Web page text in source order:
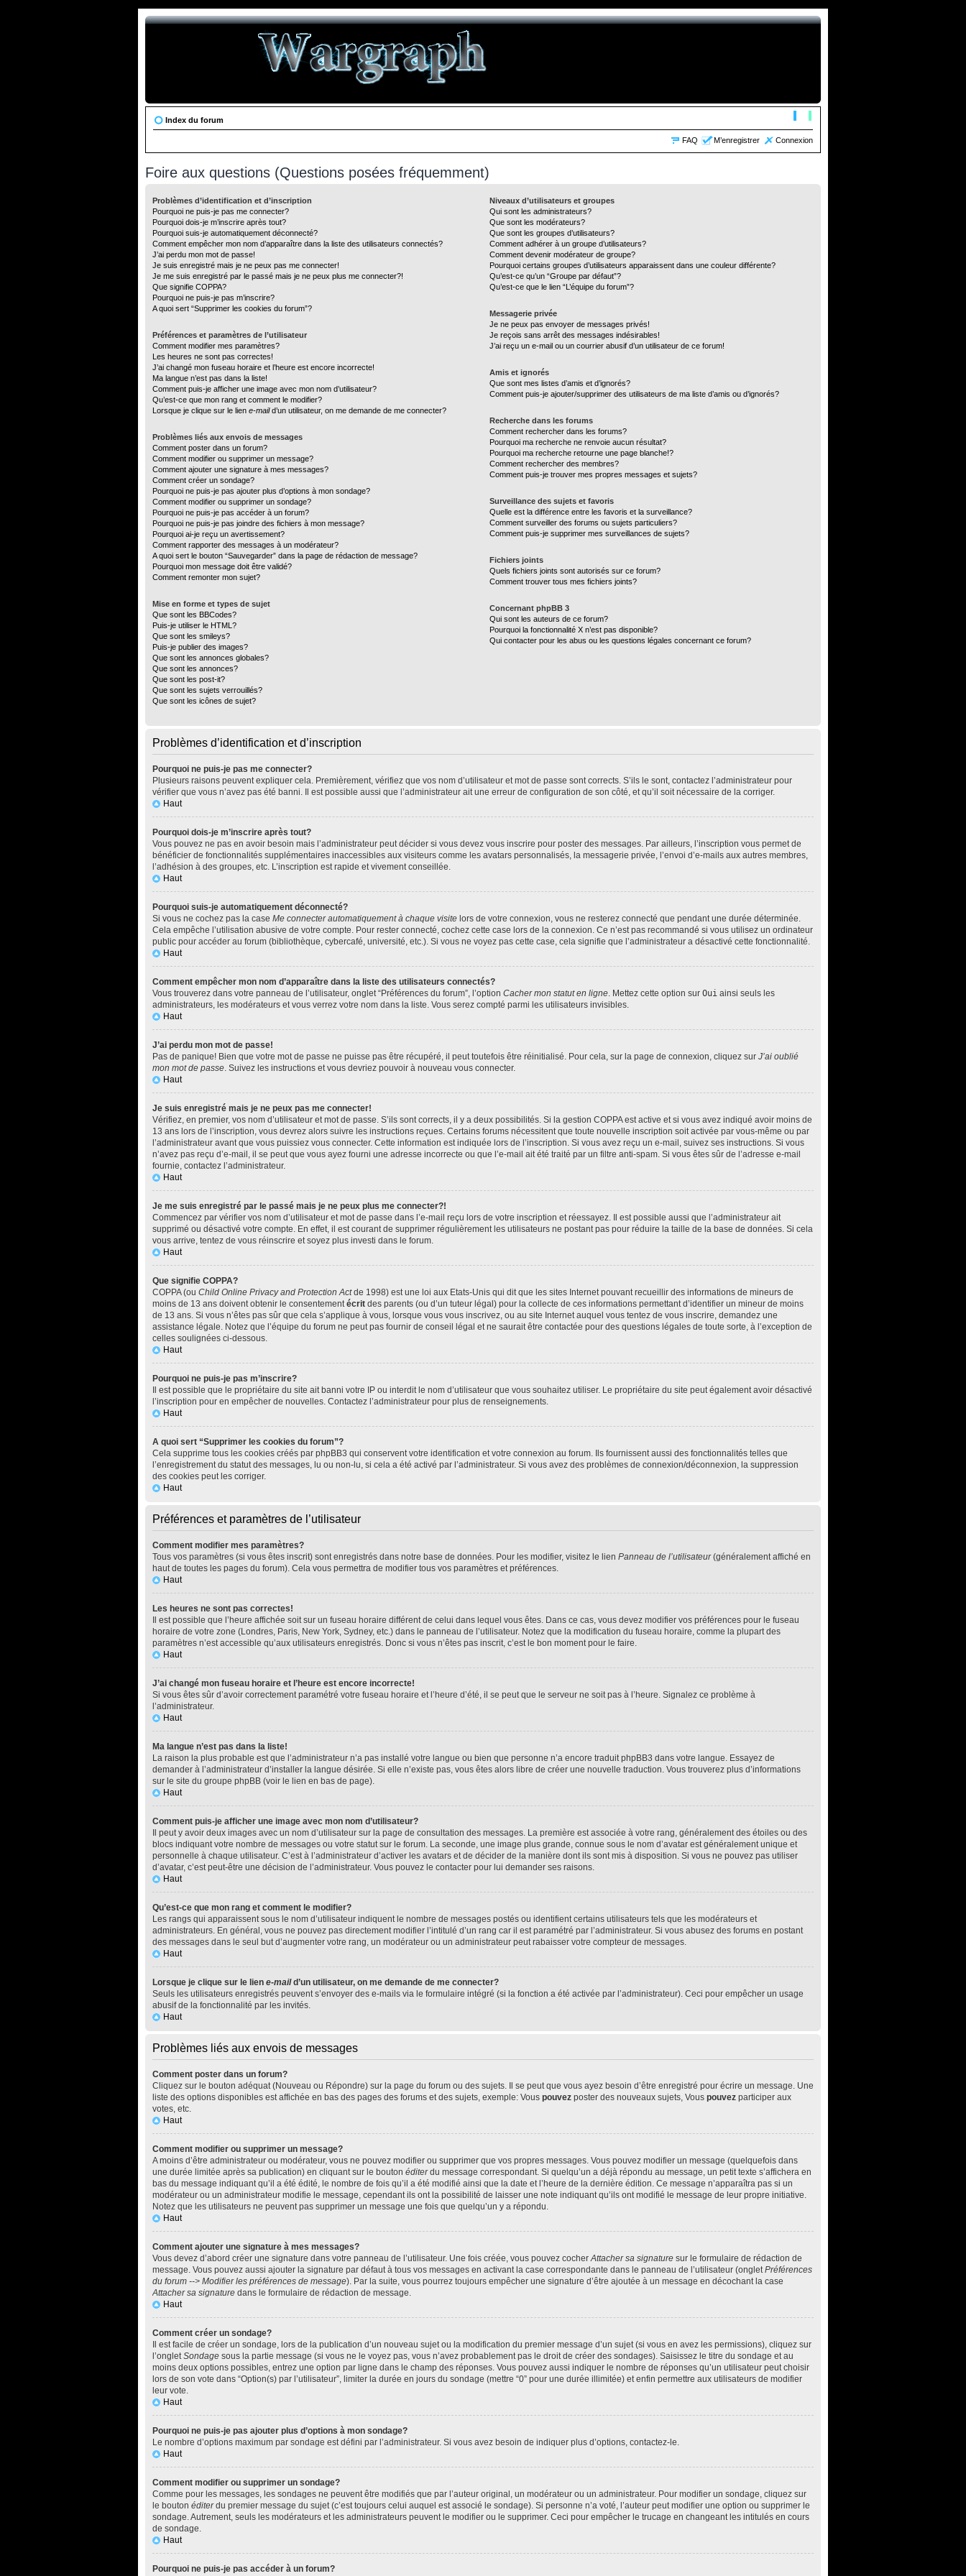
Index du forum
FAQ M’enregistrer Connexion
Foire aux questions (Questions posées fréquemment)
Problèmes d’identification et d’inscription
Pourquoi ne puis-je pas me connecter?
Pourquoi dois-je m’inscrire après tout?
Pourquoi suis-je automatiquement déconnecté?
Comment empêcher mon nom d’apparaître dans la liste des utilisateurs connectés?
J’ai perdu mon mot de passe!
Je suis enregistré mais je ne peux pas me connecter!
Je me suis enregistré par le passé mais je ne peux plus me connecter?!
Que signifie COPPA?
Pourquoi ne puis-je pas m’inscrire?
A quoi sert “Supprimer les cookies du forum”?
Préférences et paramètres de l’utilisateur
Comment modifier mes paramètres?
Les heures ne sont pas correctes!
J’ai changé mon fuseau horaire et l’heure est encore incorrecte!
Ma langue n’est pas dans la liste!
Comment puis-je afficher une image avec mon nom d’utilisateur?
Qu’est-ce que mon rang et comment le modifier?
Lorsque je clique sur le lien e-maild’un utilisateur, on me demande de me connecter?
Problèmes liés aux envois de messages
Comment poster dans un forum?
Comment modifier ou supprimer un message?
Comment ajouter une signature à mes messages?
Comment créer un sondage?
Pourquoi ne puis-je pas ajouter plus d’options à mon sondage?
Comment modifier ou supprimer un sondage?
Pourquoi ne puis-je pas accéder à un forum?
Pourquoi ne puis-je pas joindre des fichiers à mon message?
Pourquoi ai-je reçu un avertissement?
Comment rapporter des messages à un modérateur?
A quoi sert le bouton “Sauvegarder” dans la page de rédaction de message?
Pourquoi mon message doit être validé?
Comment remonter mon sujet?
Mise en forme et types de sujet
Que sont les BBCodes?
Puis-je utiliser le HTML?
Que sont les smileys?
Puis-je publier des images?
Que sont les annonces globales?
Que sont les annonces?
Que sont les post-it?
Que sont les sujets verrouillés?
Que sont les icônes de sujet?
Niveaux d’utilisateurs et groupes
Qui sont les administrateurs?
Que sont les modérateurs?
Que sont les groupes d’utilisateurs?
Comment adhérer à un groupe d’utilisateurs?
Comment devenir modérateur de groupe?
Pourquoi certains groupes d’utilisateurs apparaissent dans une couleur différente?
Qu’est-ce qu’un “Groupe par défaut”?
Qu’est-ce que le lien “L’équipe du forum”?
Messagerie privée
Je ne peux pas envoyer de messages privés!
Je reçois sans arrêt des messages indésirables!
J’ai reçu un e-mail ou un courrier abusif d’un utilisateur de ce forum!
Amis et ignorés
Que sont mes listes d’amis et d’ignorés?
Comment puis-je ajouter/supprimer des utilisateurs de ma liste d’amis ou d’ignorés?
Recherche dans les forums
Comment rechercher dans les forums?
Pourquoi ma recherche ne renvoie aucun résultat?
Pourquoi ma recherche retourne une page blanche!?
Comment rechercher des membres?
Comment puis-je trouver mes propres messages et sujets?
Surveillance des sujets et favoris
Quelle est la différence entre les favoris et la surveillance?
Comment surveiller des forums ou sujets particuliers?
Comment puis-je supprimer mes surveillances de sujets?
Fichiers joints
Quels fichiers joints sont autorisés sur ce forum?
Comment trouver tous mes fichiers joints?
Concernant phpBB 3
Qui sont les auteurs de ce forum?
Pourquoi la fonctionnalité X n’est pas disponible?
Qui contacter pour les abus ou les questions légales concernant ce forum?
Problèmes d’identification et d’inscription
Pourquoi ne puis-je pas me connecter?
Plusieurs raisons peuvent expliquer cela. Premièrement, vérifiez que vos nom d’utilisateur et mot de passe sont corrects. S’ils le sont, contactez l’administrateur pour
vérifier que vous n’avez pas été banni. Il est possible aussi que l’administrateur ait une erreur de configuration de son côté, et qu’il soit nécessaire de la corriger.
Haut
Pourquoi dois-je m’inscrire après tout?
Vous pouvez ne pas en avoir besoin mais l’administrateur peut décider si vous devez vous inscrire pour poster des messages. Par ailleurs, l’inscription vous permet de
bénéficier de fonctionnalités supplémentaires inaccessibles aux visiteurs comme les avatars personnalisés, la messagerie privée, l’envoi d’e-mails aux autres membres,
l’adhésion à des groupes, etc. L’inscription est rapide et vivement conseillée.
Haut
Pourquoi suis-je automatiquement déconnecté?
Si vous ne cochez pas la case Me connecter automatiquement à chaque visite lors de votre connexion, vous ne resterez connecté que pendant une durée déterminée.
Cela empêche l’utilisation abusive de votre compte. Pour rester connecté, cochez cette case lors de la connexion. Ce n’est pas recommandé si vous utilisez un ordinateur
public pour accéder au forum (bibliothèque, cybercafé, université, etc.). Si vous ne voyez pas cette case, cela signifie que l’administrateur a désactivé cette fonctionnalité.
Haut
Comment empêcher mon nom d’apparaître dans la liste des utilisateurs connectés?
Vous trouverez dans votre panneau de l’utilisateur, onglet “Préférences du forum”, l’option Cacher mon statut en ligne. Mettez cette option sur Oui ainsi seuls les
administrateurs, les modérateurs et vous verrez votre nom dans la liste. Vous serez compté parmi les utilisateurs invisibles.
Haut
J’ai perdu mon mot de passe!
Pas de panique! Bien que votre mot de passe ne puisse pas être récupéré, il peut toutefois être réinitialisé. Pour cela, sur la page de connexion, cliquez sur J’ai oublié
mon mot de passe. Suivez les instructions et vous devriez pouvoir à nouveau vous connecter.
Haut
Je suis enregistré mais je ne peux pas me connecter!
Vérifiez, en premier, vos nom d’utilisateur et mot de passe. S’ils sont corrects, il y a deux possibilités. Si la gestion COPPA est active et si vous avez indiqué avoir moins de
13 ans lors de l’inscription, vous devrez alors suivre les instructions reçues. Certains forums nécessitent que toute nouvelle inscription soit activée par vous-même ou par
l’administrateur avant que vous puissiez vous connecter. Cette information est indiquée lors de l’inscription. Si vous avez reçu un e-mail, suivez ses instructions. Si vous
n’avez pas reçu d’e-mail, il se peut que vous ayez fourni une adresse incorrecte ou que l’e-mail ait été traité par un filtre anti-spam. Si vous êtes sûr de l’adresse e-mail
fournie, contactez l’administrateur.
Haut
Je me suis enregistré par le passé mais je ne peux plus me connecter?!
Commencez par vérifier vos nom d’utilisateur et mot de passe dans l’e-mail reçu lors de votre inscription et réessayez. Il est possible aussi que l’administrateur ait
supprimé ou désactivé votre compte. En effet, il est courant de supprimer régulièrement les utilisateurs ne postant pas pour réduire la taille de la base de données. Si cela
vous arrive, tentez de vous réinscrire et soyez plus investi dans le forum.
Haut
Que signifie COPPA?
COPPA (ou Child Online Privacy and Protection Actde 1998) est une loi aux Etats-Unis qui dit que les sites Internet pouvant recueillir des informations de mineurs de
moins de 13 ans doivent obtenir le consentementécrit des parents (ou d’un tuteur légal) pour la collecte de ces informations permettant d’identifier un mineur de moins
de 13 ans. Si vous n’êtes pas sûr que cela s’applique à vous, lorsque vous vous inscrivez, ou au site Internet auquel vous tentez de vous inscrire, demandez une
assistance légale. Notez que l’équipe du forum ne peut pas fournir de conseil légal et ne saurait être contactée pour des questions légales de toute sorte, à l’exception de
celles soulignées ci-dessous.
Haut
Pourquoi ne puis-je pas m’inscrire?
Il est possible que le propriétaire du site ait banni votre IP ou interdit le nom d’utilisateur que vous souhaitez utiliser. Le propriétaire du site peut également avoir désactivé
l’inscription pour en empêcher de nouvelles. Contactez l’administrateur pour plus de renseignements.
Haut
A quoi sert “Supprimer les cookies du forum”?
Cela supprime tous les cookies créés par phpBB3 qui conservent votre identification et votre connexion au forum. Ils fournissent aussi des fonctionnalités telles que
l’enregistrement du statut des messages, lu ou non-lu, si cela a été activé par l’administrateur. Si vous avez des problèmes de connexion/déconnexion, la suppression
des cookies peut les corriger.
Haut
Préférences et paramètres de l’utilisateur
Comment modifier mes paramètres?
Tous vos paramètres (si vous êtes inscrit) sont enregistrés dans notre base de données. Pour les modifier, visitez le lien Panneau de l’utilisateur(généralement affiché en
haut de toutes les pages du forum). Cela vous permettra de modifier tous vos paramètres et préférences.
Haut
Les heures ne sont pas correctes!
Il est possible que l’heure affichée soit sur un fuseau horaire différent de celui dans lequel vous êtes. Dans ce cas, vous devez modifier vos préférences pour le fuseau
horaire de votre zone (Londres, Paris, New York, Sydney, etc.) dans le panneau de l’utilisateur. Notez que la modification du fuseau horaire, comme la plupart des
paramètres n’est accessible qu’aux utilisateurs enregistrés. Donc si vous n’êtes pas inscrit, c’est le bon moment pour le faire.
Haut
J’ai changé mon fuseau horaire et l’heure est encore incorrecte!
Si vous êtes sûr d’avoir correctement paramétré votre fuseau horaire et l’heure d’été, il se peut que le serveur ne soit pas à l’heure. Signalez ce problème à
l’administrateur.
Haut
Ma langue n’est pas dans la liste!
La raison la plus probable est que l’administrateur n’a pas installé votre langue ou bien que personne n’a encore traduit phpBB3 dans votre langue. Essayez de
demander à l’administrateur d’installer la langue désirée. Si elle n’existe pas, vous êtes alors libre de créer une nouvelle traduction. Vous trouverez plus d’informations
sur le site du groupe phpBB (voir le lien en bas de page).
Haut
Comment puis-je afficher une image avec mon nom d’utilisateur?
Il peut y avoir deux images avec un nom d’utilisateur sur la page de consultation des messages. La première est associée à votre rang, généralement des étoiles ou des
blocs indiquant votre nombre de messages ou votre statut sur le forum. La seconde, une image plus grande, connue sous le nom d’avatar est généralement unique et
personnelle à chaque utilisateur. C’est à l’administrateur d’activer les avatars et de décider de la manière dont ils sont mis à disposition. Si vous ne pouvez pas utiliser
d’avatar, c’est peut-être une décision de l’administrateur. Vous pouvez le contacter pour lui demander ses raisons.
Haut
Qu’est-ce que mon rang et comment le modifier?
Les rangs qui apparaissent sous le nom d’utilisateur indiquent le nombre de messages postés ou identifient certains utilisateurs tels que les modérateurs et
administrateurs. En général, vous ne pouvez pas directement modifier l’intitulé d’un rang car il est paramétré par l’administrateur. Si vous abusez des forums en postant
des messages dans le seul but d’augmenter votre rang, un modérateur ou un administrateur peut rabaisser votre compteur de messages.
Haut
Lorsque je clique sur le lien e-maild’un utilisateur, on me demande de me connecter?
Seuls les utilisateurs enregistrés peuvent s’envoyer des e-mails via le formulaire intégré (si la fonction a été activée par l’administrateur). Ceci pour empêcher un usage
abusif de la fonctionnalité par les invités.
Haut
Problèmes liés aux envois de messages
Comment poster dans un forum?
Cliquez sur le bouton adéquat (Nouveau ou Répondre) sur la page du forum ou des sujets. Il se peut que vous ayez besoin d’être enregistré pour écrire un message. Une
liste des options disponibles est affichée en bas des pages des forums et des sujets, exemple: Vous pouvez poster des nouveaux sujets, Vous pouvez participer aux
votes, etc.
Haut
Comment modifier ou supprimer un message?
A moins d’être administrateur ou modérateur, vous ne pouvez modifier ou supprimer que vos propres messages. Vous pouvez modifier un message (quelquefois dans
une durée limitée après sa publication) en cliquant sur le bouton éditerdu message correspondant. Si quelqu’un a déjà répondu au message, un petit texte s’affichera en
bas du message indiquant qu’il a été édité, le nombre de fois qu’il a été modifié ainsi que la date et l’heure de la dernière édition. Ce message n’apparaîtra pas si un
modérateur ou un administrateur modifie le message, cependant ils ont la possibilité de laisser une note indiquant qu’ils ont modifié le message de leur propre initiative.
Notez que les utilisateurs ne peuvent pas supprimer un message une fois que quelqu’un y a répondu.
Haut
Comment ajouter une signature à mes messages?
Vous devez d’abord créer une signature dans votre panneau de l’utilisateur. Une fois créée, vous pouvez cocherAttacher sa signature sur le formulaire de rédaction de
message. Vous pouvez aussi ajouter la signature par défaut à tous vos messages en activant la case correspondante dans le panneau de l’utilisateur (ongletPréférences
du forum --> Modifier les préférences de message). Par la suite, vous pourrez toujours empêcher une signature d’être ajoutée à un message en décochant la case
Attacher sa signature dans le formulaire de rédaction de message.
Haut
Comment créer un sondage?
Il est facile de créer un sondage, lors de la publication d’un nouveau sujet ou la modification du premier message d’un sujet (si vous en avez les permissions), cliquez sur
l’ongletSondage sous la partie message (si vous ne le voyez pas, vous n’avez probablement pas le droit de créer des sondages). Saisissez le titre du sondage et au
moins deux options possibles, entrez une option par ligne dans le champ des réponses. Vous pouvez aussi indiquer le nombre de réponses qu’un utilisateur peut choisir
lors de son vote dans “Option(s) par l’utilisateur”, limiter la durée en jours du sondage (mettre “0” pour une durée illimitée) et enfin permettre aux utilisateurs de modifier
leur vote.
Haut
Pourquoi ne puis-je pas ajouter plus d’options à mon sondage?
Le nombre d’options maximum par sondage est défini par l’administrateur. Si vous avez besoin de indiquer plus d’options, contactez-le.
Haut
Comment modifier ou supprimer un sondage?
Comme pour les messages, les sondages ne peuvent être modifiés que par l’auteur original, un modérateur ou un administrateur. Pour modifier un sondage, cliquez sur
le bouton éditerdu premier message du sujet (c’est toujours celui auquel est associé le sondage). Si personne n’a voté, l’auteur peut modifier une option ou supprimer le
sondage. Autrement, seuls les modérateurs et les administrateurs peuvent le modifier ou le supprimer. Ceci pour empêcher le trucage en changeant les intitulés en cours
de sondage.
Haut
Pourquoi ne puis-je pas accéder à un forum?